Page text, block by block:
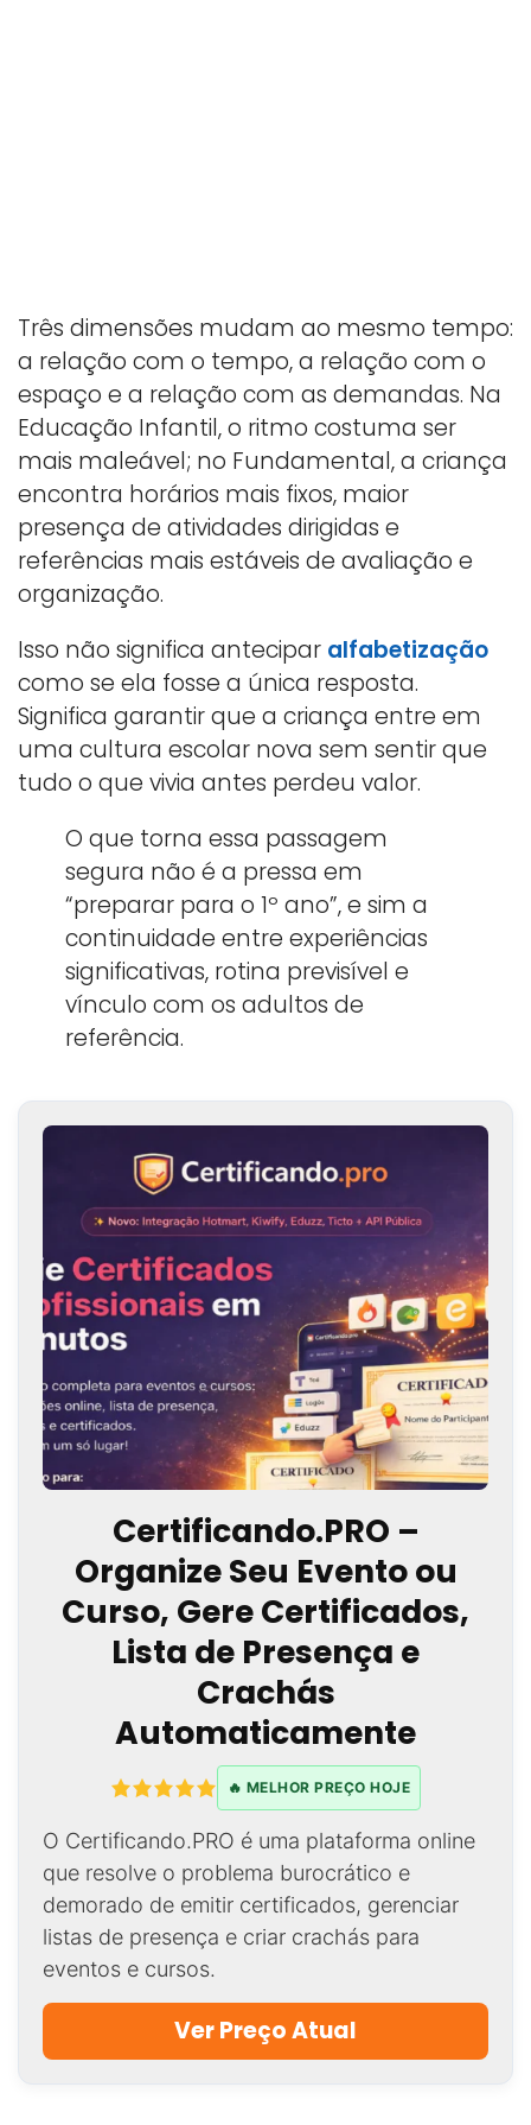
Três dimensões mudam ao mesmo tempo:
a relação com o tempo, a relação com o
espaço e a relação com as demandas. Na
Educação Infantil, o ritmo costuma ser
mais maleável; no Fundamental, a criança
encontra horários mais fixos, maior
presença de atividades dirigidas e
referências mais estáveis de avaliação e
organização.
Isso não significa antecipar alfabetização
como se ela fosse a única resposta.
Significa garantir que a criança entre em
uma cultura escolar nova sem sentir que
tudo o que vivia antes perdeu valor.
O que torna essa passagem
segura não é a pressa em
“preparar para o 1º ano”, e sim a
continuidade entre experiências
significativas, rotina previsível e
vínculo com os adultos de
referência.
Certificando.PRO –
Organize Seu Evento ou
Curso, Gere Certificados,
Lista de Presença e
Crachás
Automaticamente
🔥 MELHOR PREÇO HOJE
O Certificando.PRO é uma plataforma online
que resolve o problema burocrático e
demorado de emitir certificados, gerenciar
listas de presença e criar crachás para
eventos e cursos.
Ver Preço Atual